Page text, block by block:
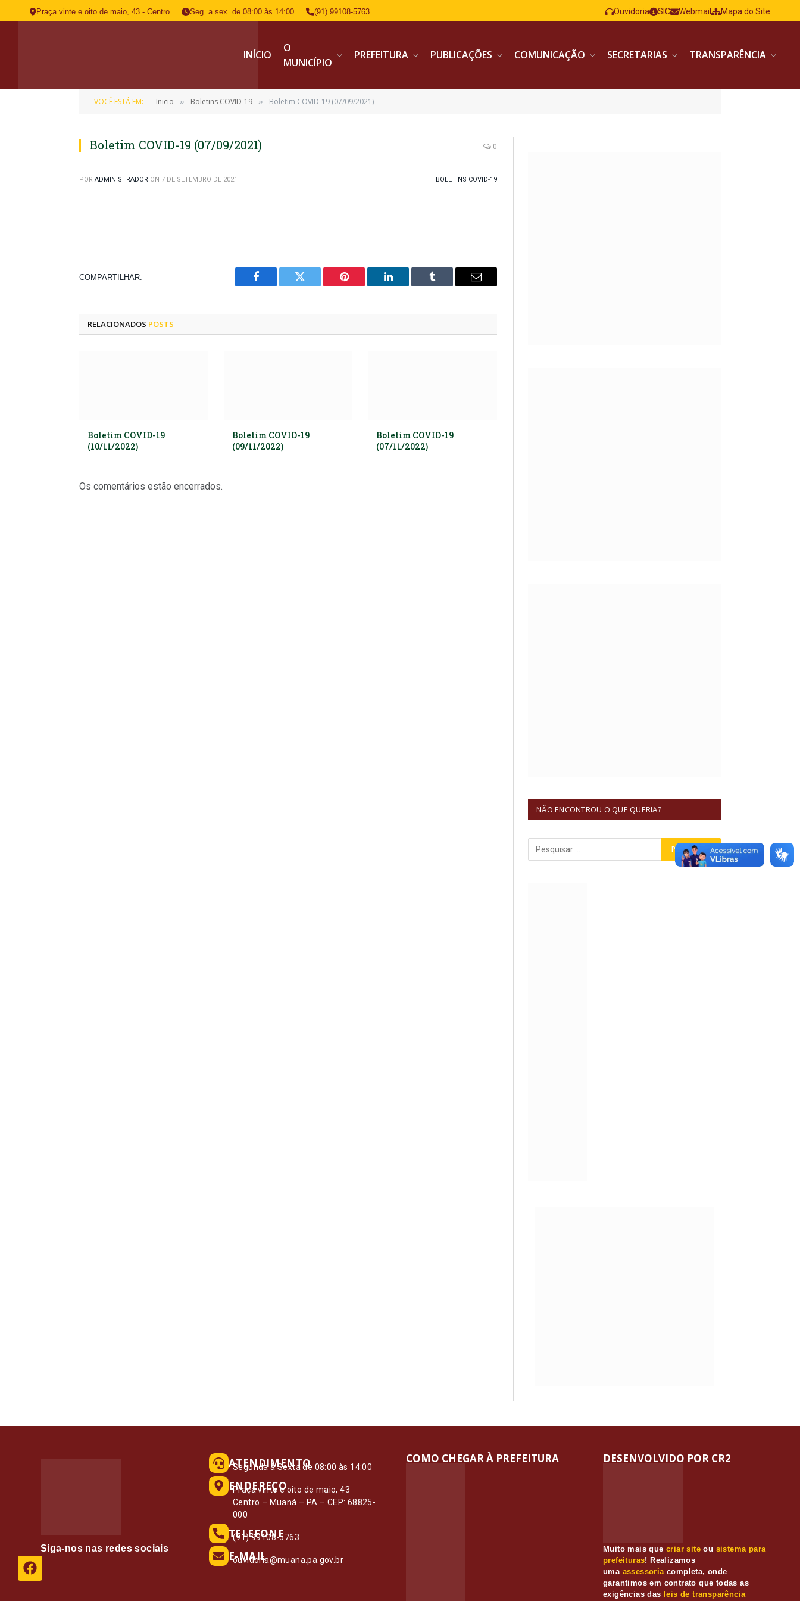
Praça vinte e oito de maio, 43 - Centro Seg. a sex. de 08:00 às 14:00 (91) 99108-5763 Ouvidoria SIC Webmail Mapa do Site
INÍCIO
O
MUNICÍPIO
PREFEITURA PUBLICAÇÕES COMUNICAÇÃO SECRETARIAS TRANSPARÊNCIA
VOCÊ ESTÁ EM: Inicio » Boletins COVID-19 » Boletim COVID-19 (07/09/2021)
Boletim COVID-19 (07/09/2021) 0
POR ADMINISTRADOR ON 7 DE SETEMBRO DE 2021 BOLETINS COVID-19
COMPARTILHAR.
Facebook Twitter Pinterest LinkedIn Tumblr
E-
RELACIONADOS POSTS
Boletim COVID-19
(10/11/2022)
Boletim COVID-19
(09/11/2022)
Boletim COVID-19
(07/11/2022)
Os comentários estão encerrados.
NÃO ENCONTROU O QUE QUERIA?
Siga-nos nas redes sociais
ATENDIMENTO
Segunda à Sexta de 08:00 às 14:00
ENDEREÇO
Praça vinte e oito de maio, 43
Centro – Muaná – PA – CEP: 68825-
000
TELEFONE
(91) 99108-5763
E-MAIL
ouvidoria@muana.pa.gov.br
COMO CHEGAR À PREFEITURA
Muito mais quecriar site ou sistema para
prefeituras! Realizamos
uma assessoriacompleta, onde
garantimos em contrato que todas as
exigências das leis de transparência
DESENVOLVIDO POR CR2